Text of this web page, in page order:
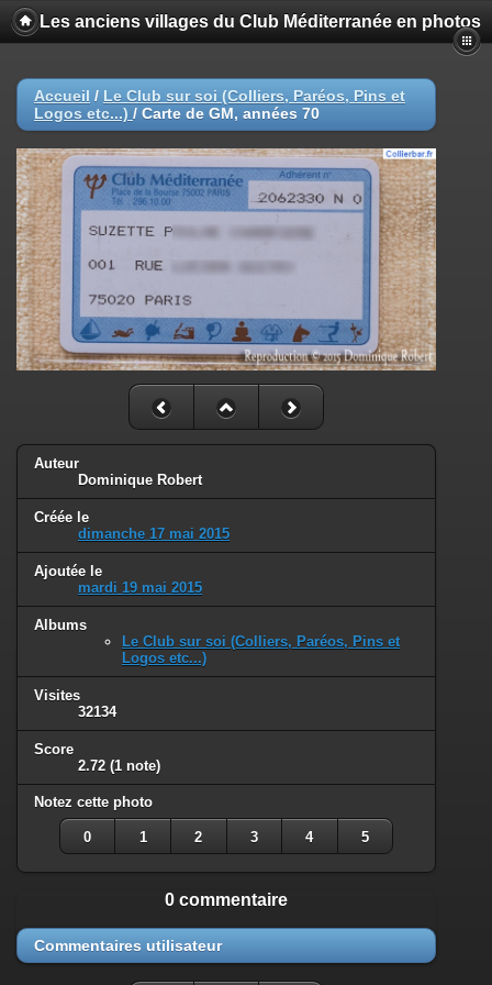
Les anciens villages du Club Méditerranée en photos
Accueil / Le Club sur soi (Colliers, Paréos, Pins et
Logos etc...) / Carte de GM, années 70
Auteur
Dominique Robert
Créée le
dimanche 17 mai 2015
Ajoutée le
mardi 19 mai 2015
Albums
Le Club sur soi (Colliers, Paréos, Pins et
Logos etc...)
Visites
32134
Score
2.72 (1 note)
Notez cette photo
0 1 2 3 4 5
0 commentaire
Commentaires utilisateur